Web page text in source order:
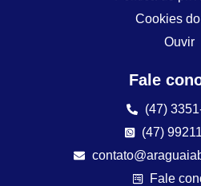
Cookies
Ouvir
Fale
(47)
(47)
Fale